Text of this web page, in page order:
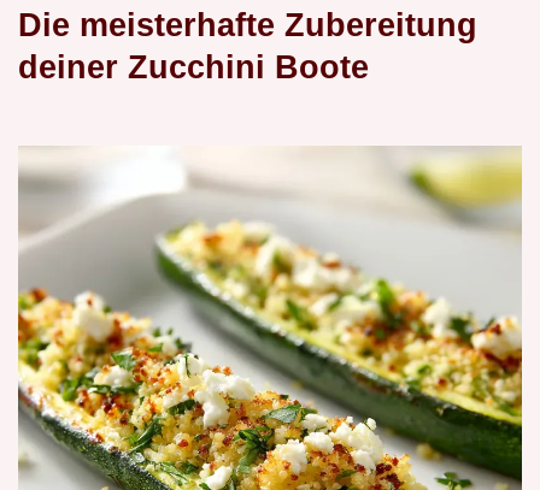
Die meisterhafte Zubereitung
deiner Zucchini Boote